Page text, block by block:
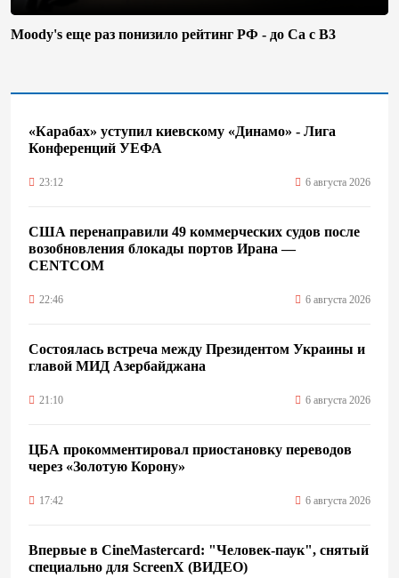
Moody's еще раз понизило рейтинг РФ - до Ca с B3
«Карабах» уступил киевскому «Динамо» - Лига
Конференций УЕФА
23:12 6 августа 2026
США перенаправили 49 коммерческих судов после
возобновления блокады портов Ирана —
CENTCOM
22:46 6 августа 2026
Состоялась встреча между Президентом Украины и
главой МИД Азербайджана
21:10 6 августа 2026
ЦБА прокомментировал приостановку переводов
через «Золотую Корону»
17:42 6 августа 2026
Впервые в CineMastercard: "Человек-паук", снятый
специально для ScreenX (ВИДЕО)